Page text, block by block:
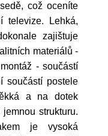
což oceníte
televize. Lehká,
zajištuje
materiálů -
- součástí
součástí postele
a na dotek
strukturu.
je vysoká